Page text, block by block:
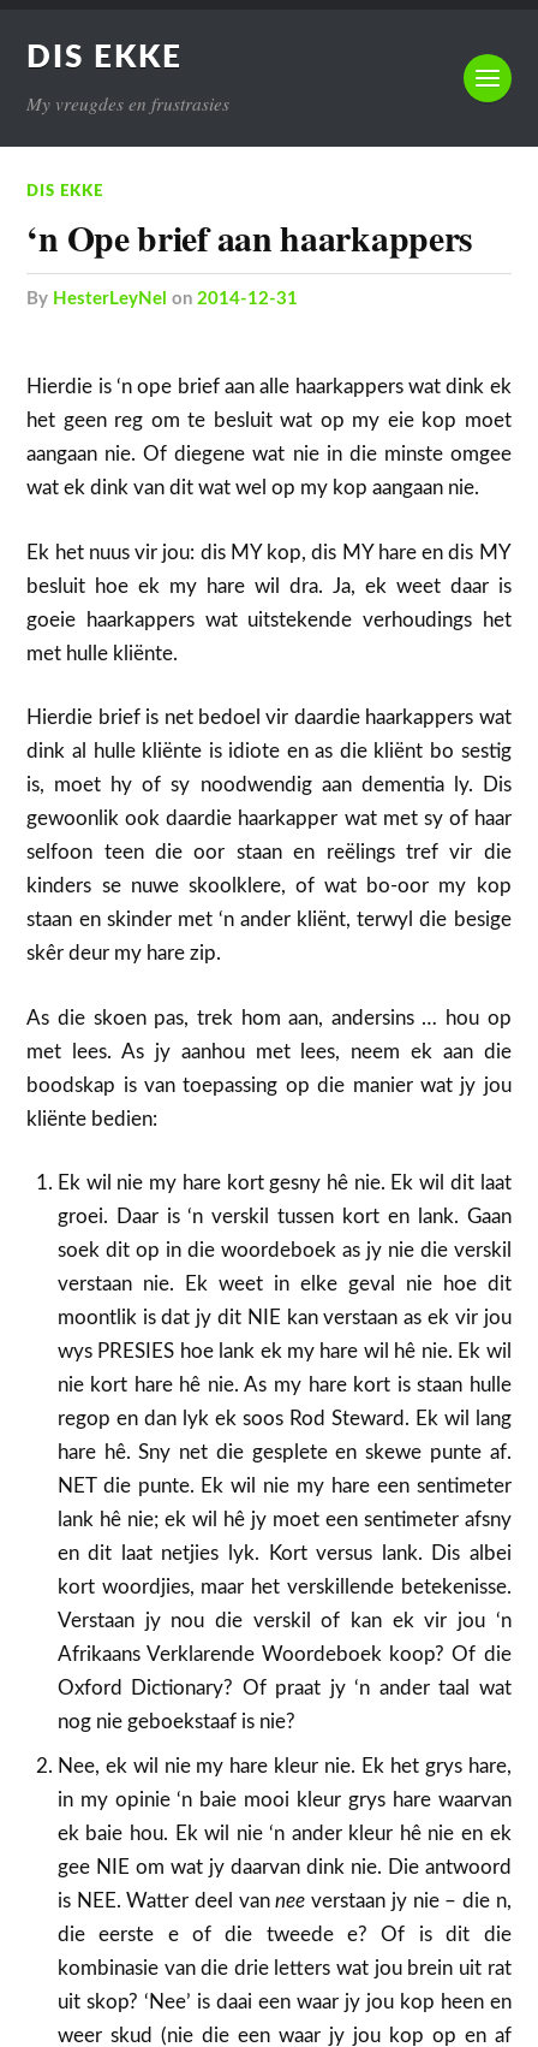
DIS EKKE
My vreugdes en frustrasies
DIS EKKE
‘n Ope brief aan haarkappers
by HesterLeyNel on2014-12-31
Hierdie is ‘n ope brief aan alle haarkappers wat dink ek
het geen reg om te besluit wat op my eie kop moet
aangaan nie. Of diegene wat nie in die minste omgee
wat ek dink van dit wat wel op my kop aangaan nie.
Ek het nuus vir jou: dis MY kop, dis MY hare en dis MY
besluit hoe ek my hare wil dra. Ja, ek weet daar is
goeie haarkappers wat uitstekende verhoudings het
met hulle kliënte.
Hierdie brief is net bedoel vir daardie haarkappers wat
dink al hulle kliënte is idiote en as die kliënt bo sestig
is, moet hy of sy noodwendig aan dementia ly. Dis
gewoonlik ook daardie haarkapper wat met sy of haar
selfoon teen die oor staan en reëlings tref vir die
kinders se nuwe skoolklere, of wat bo-oor my kop
staan en skinder met ‘n ander kliënt, terwyl die besige
skêr deur my hare zip.
As die skoen pas, trek hom aan, andersins … hou op
met lees. As jy aanhou met lees, neem ek aan die
boodskap is van toepassing op die manier wat jy jou
kliënte bedien:
Ek wil nie my hare kort gesny hê nie. Ek wil dit laat
groei. Daar is ‘n verskil tussen kort en lank. Gaan
soek dit op in die woordeboek as jy nie die verskil
verstaan nie. Ek weet in elke geval nie hoe dit
moontlik is dat jy dit NIE kan verstaan as ek vir jou
wys PRESIES hoe lank ek my hare wil hê nie. Ek wil
nie kort hare hê nie. As my hare kort is staan hulle
regop en dan lyk ek soos Rod Steward. Ek wil lang
hare hê. Sny net die gesplete en skewe punte af.
NET die punte. Ek wil nie my hare een sentimeter
lank hê nie; ek wil hê jy moet een sentimeter afsny
en dit laat netjies lyk. Kort versus lank. Dis albei
kort woordjies, maar het verskillende betekenisse.
Verstaan jy nou die verskil of kan ek vir jou ‘n
Afrikaans Verklarende Woordeboek koop? Of die
Oxford Dictionary? Of praat jy ‘n ander taal wat
nog nie geboekstaaf is nie?
Nee, ek wil nie my hare kleur nie. Ek het grys hare,
in my opinie ‘n baie mooi kleur grys hare waarvan
ek baie hou. Ek wil nie ‘n ander kleur hê nie en ek
gee NIE om wat jy daarvan dink nie. Die antwoord
is NEE. Watter deel vannee verstaan jy nie – die n,
die eerste e of die tweede e? Of is dit die
kombinasie van die drie letters wat jou brein uit rat
uit skop? ‘Nee’ is daai een waar jy jou kop heen en
weer skud (nie die een waar jy jou kop op en af